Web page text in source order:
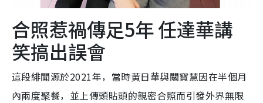
合照惹禍傳足5年 任達華講
笑搞出誤會
這段緋聞源於2021年，當時黃日華與關寶慧因在半個月
內兩度聚餐，並上傳頭貼頭的親密合照而引發外界無限